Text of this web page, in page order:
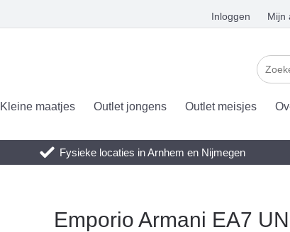
Inloggen Mijn
Kleine maatjes Outlet jongens Outlet meisjes
Fysieke locaties in Arnhem en Nijmegen
Emporio Armani EA7